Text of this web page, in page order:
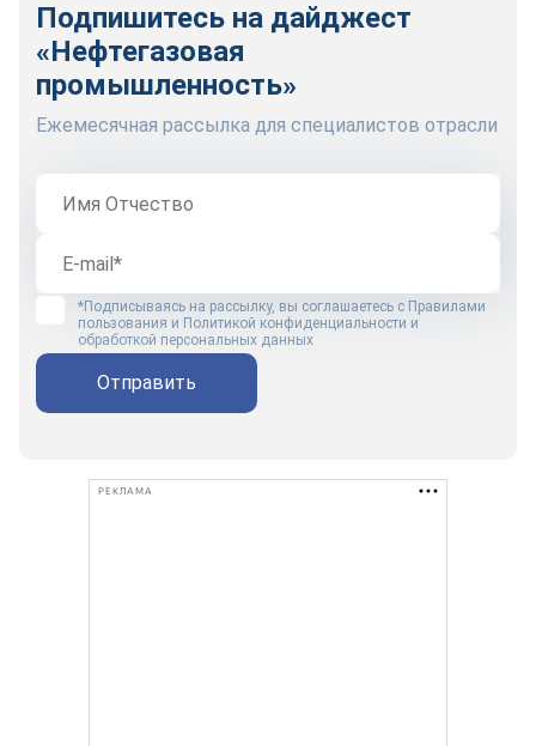
Подпишитесь на дайджест
«Нефтегазовая
промышленность»
Ежемесячная рассылка для специалистов отрасли
*Подписываясь на рассылку, вы соглашаетесь с Правилами
пользования и Политикой конфиденциальности и
обработкой персональных данных
Отправить
РЕКЛАМА